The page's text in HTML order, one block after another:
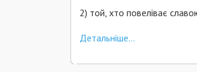
2) той, хто повеліває
Детальніше...